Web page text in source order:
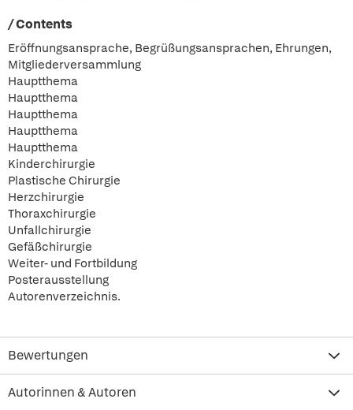
/ Contents
Eröffnungsansprache, Begrüßungsansprachen, Ehrungen,
Mitgliederversammlung
Hauptthema
Hauptthema
Hauptthema
Hauptthema
Hauptthema
Kinderchirurgie
Plastische Chirurgie
Herzchirurgie
Thoraxchirurgie
Unfallchirurgie
Gefäßchirurgie
Weiter- und Fortbildung
Posterausstellung
Autorenverzeichnis.
Bewertungen
Autorinnen & Autoren